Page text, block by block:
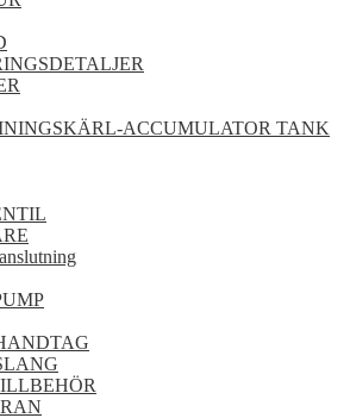
ACCUMULATOR TANK